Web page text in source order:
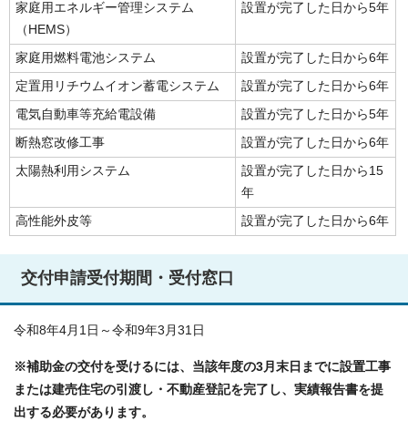
家庭用エネルギー管理システム
（HEMS）
設置が完了した日から5年
家庭用燃料電池システム 設置が完了した日から6年
定置用リチウムイオン蓄電システム 設置が完了した日から6年
電気自動車等充給電設備 設置が完了した日から5年
断熱窓改修工事 設置が完了した日から6年
太陽熱利用システム
設置が完了した日から15
年
高性能外皮等 設置が完了した日から6年
交付申請受付期間・受付窓口
令和8年4月1日～令和9年3月31日
※補助金の交付を受けるには、当該年度の3月末日までに設置工事
または建売住宅の引渡し・不動産登記を完了し、実績報告書を提
出する必要があります。